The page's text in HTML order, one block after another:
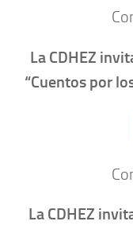
La CDHEZ
“Cuentos por
La CDHEZ